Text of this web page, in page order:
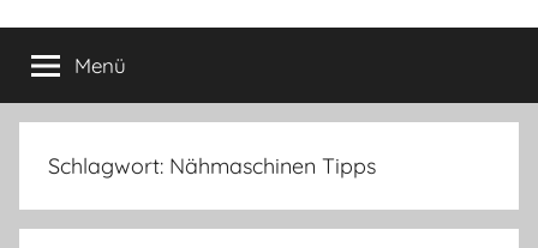
Yvis
Lifestyle
Lifestyle
Blog
–
Lifestyle,
Produkttests
Menü
Schlagwort: Nähmaschinen Tipps